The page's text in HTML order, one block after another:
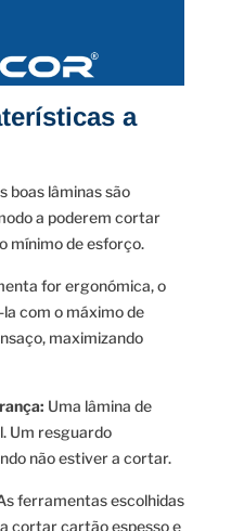
a
boas lâminas são
a poderem cortar
mínimo de esforço.
for ergonómica, o
com o máximo de
maximizando
Uma lâmina de
Um resguardo
não estiver a cortar.
ferramentas escolhidas
cortar cartão espesso e